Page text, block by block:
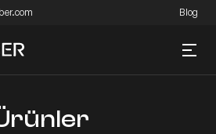
Blog